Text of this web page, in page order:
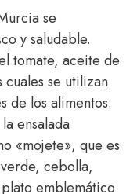
se
y saludable.
tomate, aceite de
se utilizan
de los alimentos.
ensalada
«mojete», que es
cebolla,
emblemático